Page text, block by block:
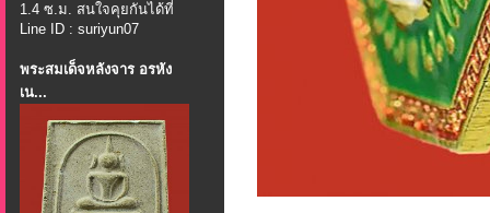
1.4 ซ.ม. สนใจคุยกันได้ที่
Line ID : suriyun07
พระสมเด็จหลังจาร อรหัง
เน...